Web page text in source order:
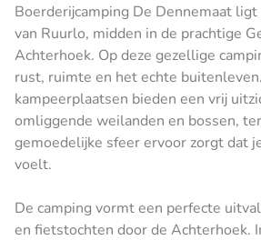
Boerderijcamping De Dennemaat
van Ruurlo, midden in de prachtige
Achterhoek. Op deze gezellige
rust, ruimte en het echte
kampeerplaatsen bieden een vrij
omliggende weilanden en bossen,
gemoedelijke sfeer ervoor zorgt dat
voelt.
De camping vormt een perfecte
en fietstochten door de Achterhoek.